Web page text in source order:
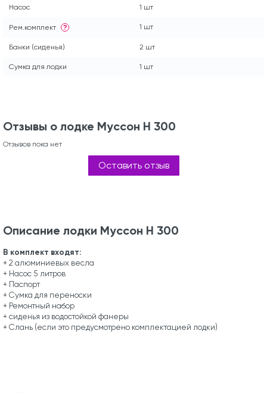
Насос 1 шт
Рем.комплект ? 1 шт
Банки (сиденья) 2 шт
Сумка для лодки 1 шт
Отзывы о лодке Муссон Н 300
Отзывов пока нет
Оставить отзыв
Описание лодки Муссон Н 300
В комплект входят:
+ 2 алюминиевых весла
+ Насос 5 литров
+ Паспорт
+ Сумка для переноски
+ Ремонтный набор
+ сиденья из водостойкой фанеры
+ Слань (если это предусмотрено комплектацией лодки)